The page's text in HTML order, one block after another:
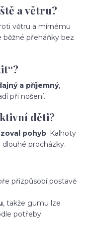
a větru?
větru a mírnému
běžné přeháňky bez
a příjemný,
při nošení.
děti?
pohyb. Kalhoty
dlouhé procházky.
přizpůsobí postavě
, takže gumu lze
potřeby.